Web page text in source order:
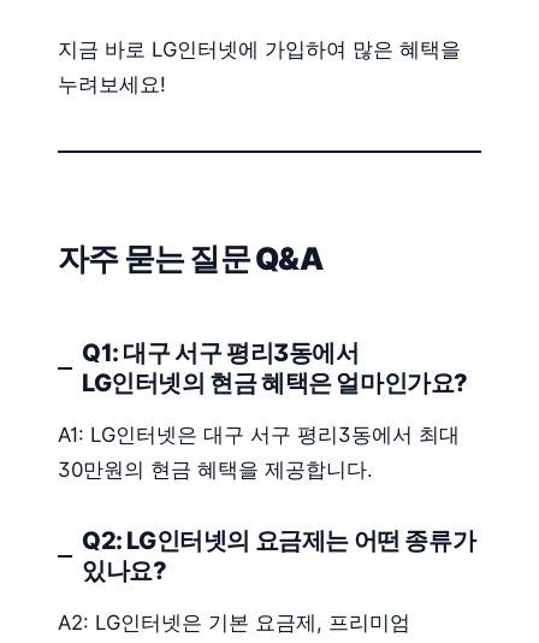
지금 바로 LG인터넷에 가입하여 많은 혜택을
누려보세요!
자주 묻는 질문 Q&A
Q1: 대구 서구 평리3동에서
LG인터넷의 현금 혜택은 얼마인가요?
A1: LG인터넷은 대구 서구 평리3동에서 최대
30만원의 현금 혜택을 제공합니다.
Q2: LG인터넷의 요금제는 어떤 종류가
있나요?
A2: LG인터넷은 기본 요금제, 프리미엄